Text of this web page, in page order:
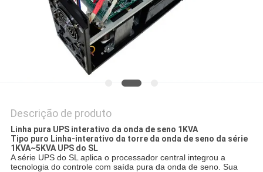
PRIVACIDADE
Descrição de produto
Linha pura UPS interativo da onda de seno 1KVA
Tipo puro Linha-interativo da torre da onda de seno da série
1KVA~5KVA UPS do SL
A série UPS do SL aplica o processador central integrou a
tecnologia do controle com saída pura da onda de seno. Sua